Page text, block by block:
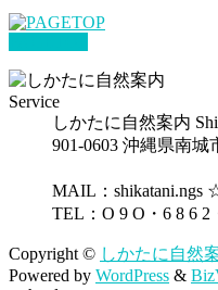
しかたに自然案内
901-0603 沖縄県南城
コーポ
MAIL：
TEL：O 9 O・6 8 6 2
Copyright © しかたに自然
Powered by WordPress &